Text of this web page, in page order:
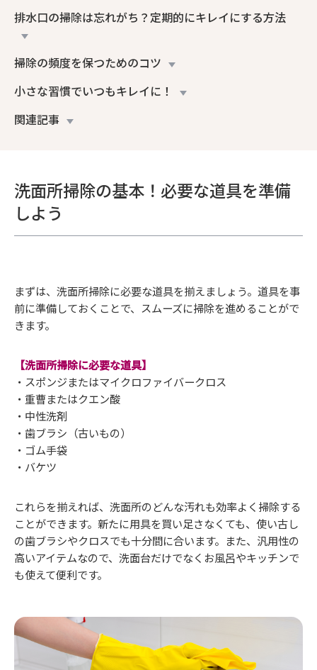
排水口の掃除は忘れがち？定期的にキレイにする方法
掃除の頻度を保つためのコツ
小さな習慣でいつもキレイに！
関連記事
洗面所掃除の基本！必要な道具を準備
しよう
まずは、洗面所掃除に必要な道具を揃えましょう。道具を事
前に準備しておくことで、スムーズに掃除を進めることがで
きます。
【洗面所掃除に必要な道具】
・スポンジまたはマイクロファイバークロス
・重曹またはクエン酸
・中性洗剤
・歯ブラシ（古いもの）
・ゴム手袋
・バケツ
これらを揃えれば、洗面所のどんな汚れも効率よく掃除する
ことができます。新たに用具を買い足さなくても、使い古し
の歯ブラシやクロスでも十分間に合います。また、汎用性の
高いアイテムなので、洗面台だけでなくお風呂やキッチンで
も使えて便利です。